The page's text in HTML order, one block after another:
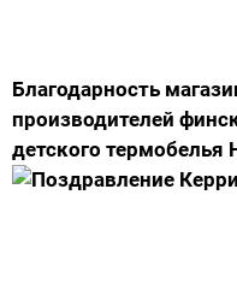
Благодарность
производителей
детского термобелья